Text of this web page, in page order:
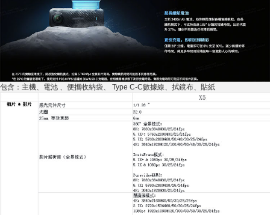
包含：主機、電池 、便攜收納袋、 Type C-C數據線、拭鏡布、貼紙